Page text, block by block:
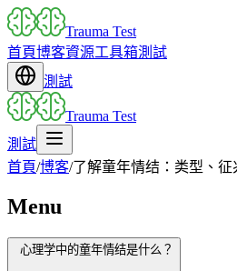
Trauma Test
首頁博客資源工具箱測試
測試
Trauma Test
測試
首頁/博客/了解童年情结：类型、征
Menu
心理学中的童年情结是什么？